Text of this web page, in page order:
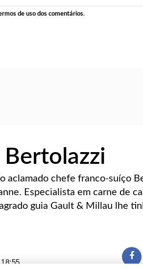
de uso dos comentários.
aclamado chefe franco-suíço
Especialista em carne de
guia Gault & Millau lhe